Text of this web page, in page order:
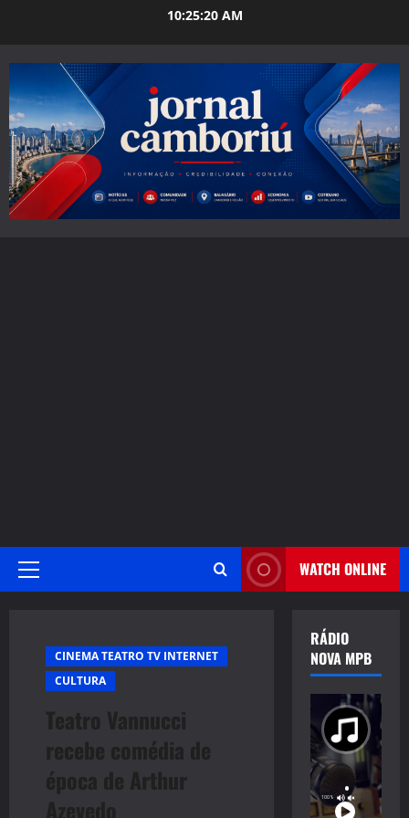
10:25:21 AM
Primary
WATCH ONLINE
CINEMA TEATRO TV INTERNET
CULTURA
Teatro Vannucci
recebe comédia de
época de Arthur
Azevedo
RÁDIO
NOVA MPB